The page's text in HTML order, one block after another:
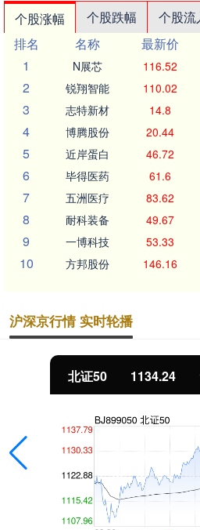
个股涨幅 个股跌幅 个股流
排名
名称 最新价
1
N展芯 116.52
2 锐翔智能 110.02
3 志特新材 14.8
4 博腾股份 20.44
5 近岸蛋白 46.72
6 毕得医药 61.6
7 五洲医疗 83.62
8 耐科装备 49.67
9 一博科技 53.33
10 方邦股份 146.16
沪深京行情 实时轮播
北证50 1134.24